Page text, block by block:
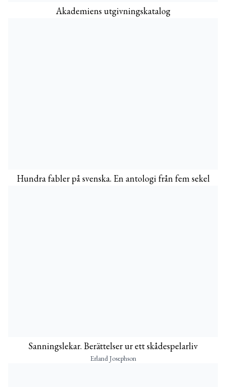
Akademiens utgivningskatalog
Hundra fabler på svenska. En antologi från fem sekel
Sanningslekar. Berättelser ur ett skådespelarliv
Erland Josephson